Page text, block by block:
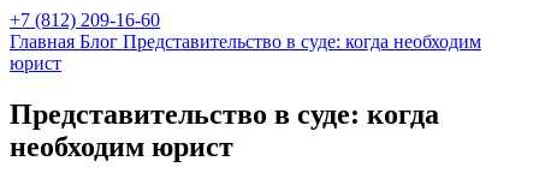
+7 (812) 209-16-60
Главная Блог Представительство в суде: когда необходим
юрист
Представительство в суде: когда
необходим юрист